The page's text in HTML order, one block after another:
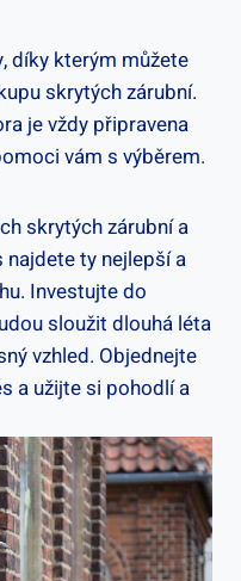
díky kterým můžete
skrytých zárubní.
je vždy připravena
vám s výběrem.
skrytých zárubní a
najdete ty nejlepší a
Investujte do
sloužit dlouhá léta
vzhled. Objednejte
a užijte si pohodlí a